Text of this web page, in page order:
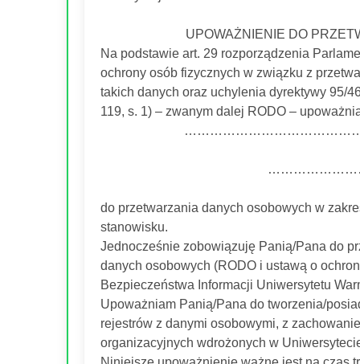
UPOWAŻNIENIE DO
Na podstawie art. 29 rozporządzenia
ochrony osób fizycznych w związku z
takich danych oraz uchylenia dyrektywy 95/
119, s. 1) – zwanym dalej RODO –
do przetwarzania danych osobowych w
stanowisku.
Jednocześnie zobowiązuję Panią/Pana do
danych osobowych (RODO i ustawą o
Bezpieczeństwa Informacji Uniwersytetu
Upoważniam Panią/Pana do tworzenia/
rejestrów z danymi osobowymi, z
organizacyjnych wdrożonych w